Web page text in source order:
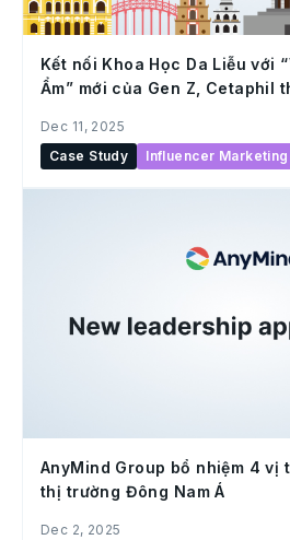
Kết nối Khoa Học Da Liễu với
Ẩm” mới của Gen Z, Cetaphil
Dec 11, 2025
Case Study
Influencer Marketing
AnyMind Group bổ nhiệm 4 vị
thị trường Đông Nam Á
Dec 2, 2025